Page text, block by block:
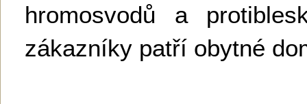
hromosvodů a
zákazníky patří obytné